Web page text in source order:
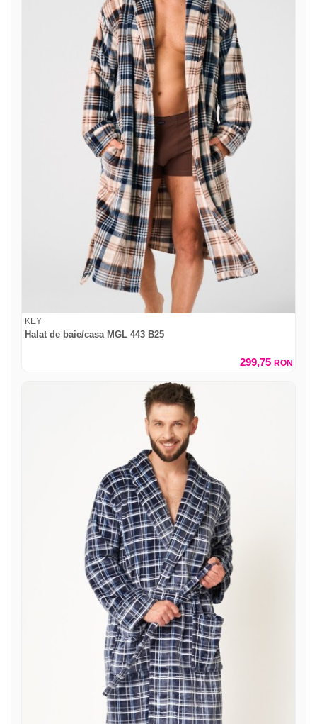
KEY
Halat de baie/casa MGL 443 B25
299,75 RON